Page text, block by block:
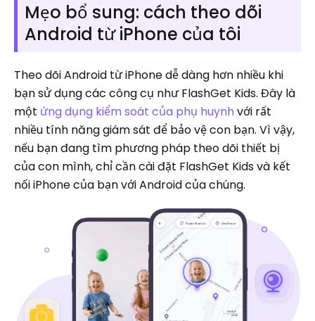
Mẹo bổ sung: cách theo dõi
Android từ iPhone của tôi
Theo dõi Android từ iPhone dễ dàng hơn nhiều khi
bạn sử dụng các công cụ như FlashGet Kids. Đây là
một ứng dụng kiểm soát của phụ huynh với rất
nhiều tính năng giám sát để bảo vệ con bạn. Vì vậy,
nếu bạn đang tìm phương pháp theo dõi thiết bị
của con mình, chỉ cần cài đặt FlashGet Kids và kết
nối iPhone của bạn với Android của chúng.